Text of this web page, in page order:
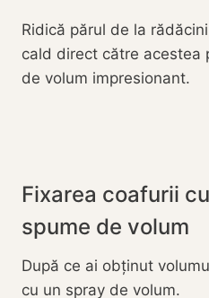
Ridică părul de la
cald direct către acestea
de volum impresionant.
Fixarea coafurii
spume de volum
După ce ai obținut
cu un spray de volum.